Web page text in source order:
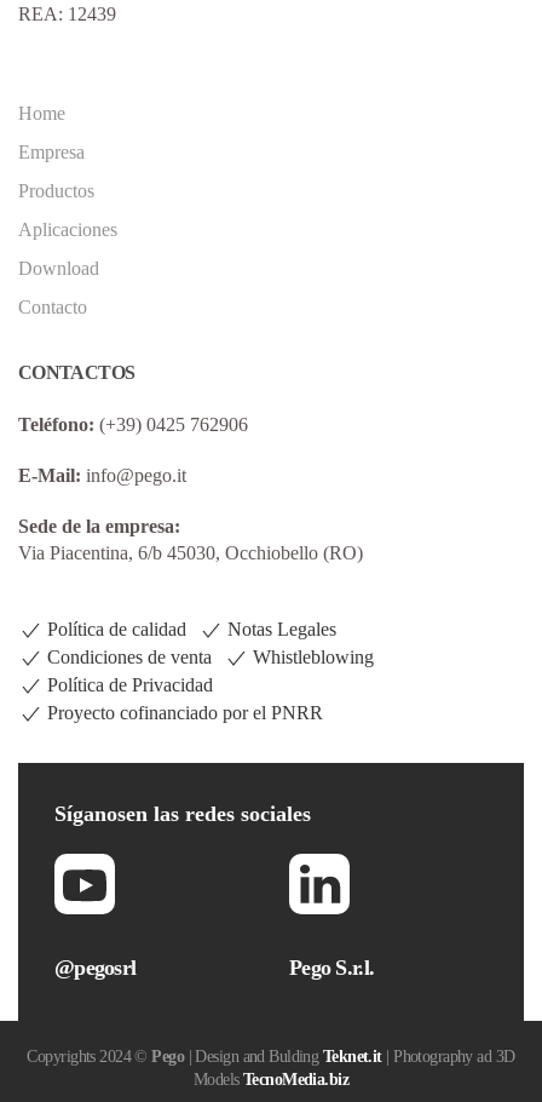
REA: 12439
Home
Empresa
Productos
Aplicaciones
Download
Contacto
CONTACTOS
Teléfono: (+39) 0425 762906
E-Mail: info@pego.it
Sede de la empresa:
Via Piacentina, 6/b 45030, Occhiobello (RO)
Política de calidad
Notas Legales
Condiciones de venta
Whistleblowing
Política de Privacidad
Proyecto cofinanciado por el PNRR
Síganosen las redes sociales
@pegosrl Pego S.r.l.
Copyrights 2024 ©Pego| Design and Bulding Teknet.it| Photography ad 3D
Models TecnoMedia.biz